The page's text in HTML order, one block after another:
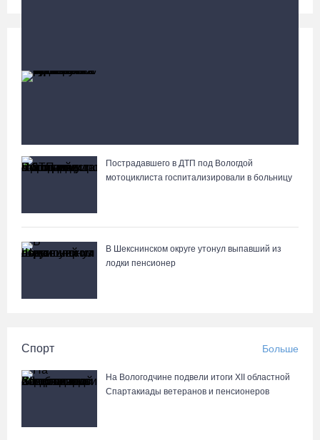
Вологжане сняли на видео медведей на Чукотке
Пострадавшего в ДТП под Вологдой
мотоциклиста госпитализировали в больницу
В Шекснинском округе утонул выпавший из
лодки пенсионер
Спорт Больше
На Вологодчине подвели итоги XII областной
Спартакиады ветеранов и пенсионеров